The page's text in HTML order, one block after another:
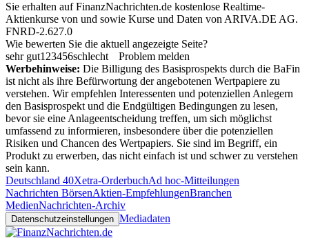
Sie erhalten auf FinanzNachrichten.de kostenlose Realtime-
Aktienkurse von und sowie Kurse und Daten von ARIVA.DE AG.
FNRD-2.627.0
Wie bewerten Sie die aktuell angezeigte Seite?
sehr gut1 23456schlecht
Problem melden
Werbehinweise: Die Billigung des Basisprospekts durch die BaFin
ist nicht als ihre Befürwortung der angebotenen Wertpapiere zu
verstehen. Wir empfehlen Interessenten und potenziellen Anlegern
den Basisprospekt und die Endgültigen Bedingungen zu lesen,
bevor sie eine Anlageentscheidung treffen, um sich möglichst
umfassend zu informieren, insbesondere über die potenziellen
Risiken und Chancen des Wertpapiers. Sie sind im Begriff, ein
Produkt zu erwerben, das nicht einfach ist und schwer zu verstehen
sein kann.
Deutschland 40Xetra-OrderbuchAd hoc-Mitteilungen
Nachrichten BörsenAktien-EmpfehlungenBranchen
MedienNachrichten-Archiv
Datenschutzeinstellungen Mediadaten